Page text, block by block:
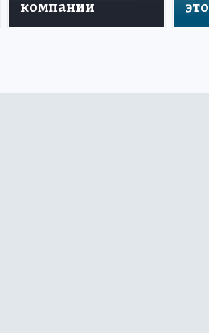
компании